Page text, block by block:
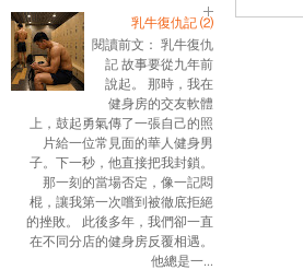
乳牛復仇記 ⑵
閱讀前文： 乳牛復仇
記 故事要從九年前
說起。 那時，我在
健身房的交友軟體
上，鼓起勇氣傳了一張自己的照
片給一位常見面的華人健身男
子。下一秒，他直接把我封鎖。
那一刻的當場否定，像一記悶
棍，讓我第一次嚐到被徹底拒絕
的挫敗。 此後多年，我們卻一直
在不同分店的健身房反覆相遇。
他總是一...